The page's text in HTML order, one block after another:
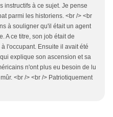
instructifs à ce sujet. Je pense
parmi les historiens. <br /> <br
à souligner qu'il était un agent
A ce titre, son job était de
l'occupant. Ensuite il avait été
explique son ascension et sa
n'ont plus eu besoin de lu
<br /> <br /> Patriotiquement